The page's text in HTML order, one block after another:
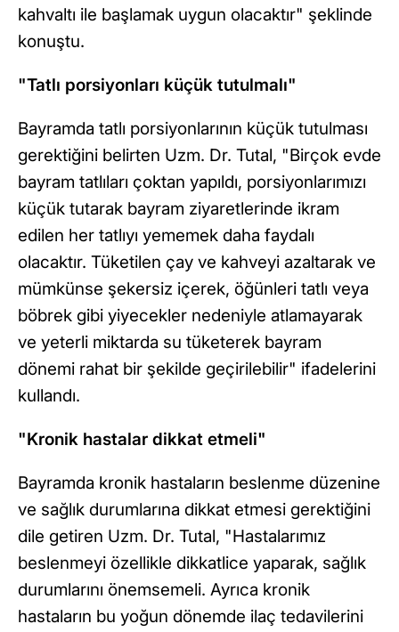
kahvaltı ile başlamak uygun olacaktır" şeklinde
konuştu.
"Tatlı porsiyonları küçük tutulmalı"
Bayramda tatlı porsiyonlarının küçük tutulması
gerektiğini belirten Uzm. Dr. Tutal, "Birçok evde
bayram tatlıları çoktan yapıldı, porsiyonlarımızı
küçük tutarak bayram ziyaretlerinde ikram
edilen her tatlıyı yememek daha faydalı
olacaktır. Tüketilen çay ve kahveyi azaltarak ve
mümkünse şekersiz içerek, öğünleri tatlı veya
böbrek gibi yiyecekler nedeniyle atlamayarak
ve yeterli miktarda su tüketerek bayram
dönemi rahat bir şekilde geçirilebilir" ifadelerini
kullandı.
"Kronik hastalar dikkat etmeli"
Bayramda kronik hastaların beslenme düzenine
ve sağlık durumlarına dikkat etmesi gerektiğini
dile getiren Uzm. Dr. Tutal, "Hastalarımız
beslenmeyi özellikle dikkatlice yaparak, sağlık
durumlarını önemsemeli. Ayrıca kronik
hastaların bu yoğun dönemde ilaç tedavilerini